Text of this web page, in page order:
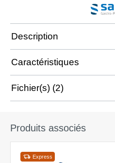
Description
Caractéristiques
Fichier(s) (2)
Produits associés
Express